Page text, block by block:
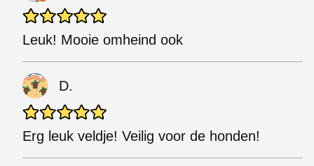
Leuk! Mooie omheind ook
D.
Erg leuk veldje! Veilig voor de honden!